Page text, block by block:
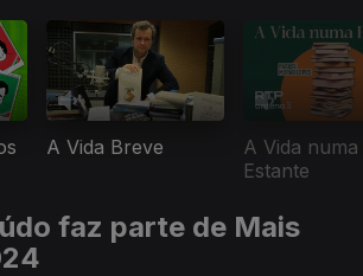
A Vida Breve
A Vida numa
Estante
faz parte de Mais